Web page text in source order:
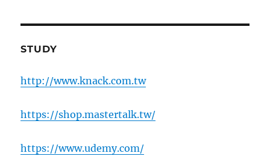
STUDY
http://www.knack.com.tw
https://shop.mastertalk.tw/
https://www.udemy.com/